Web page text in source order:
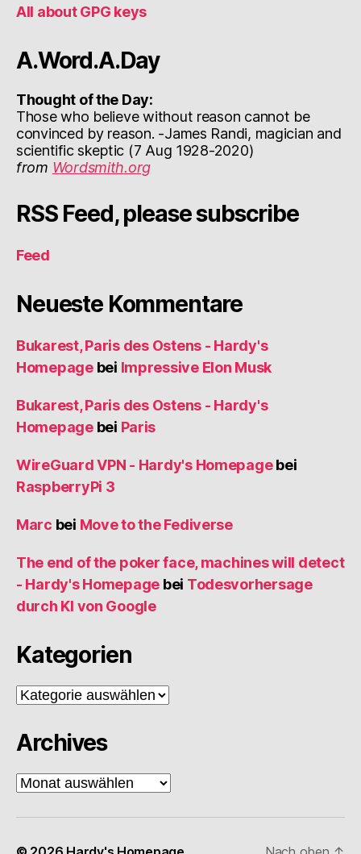
All about GPG keys
A.Word.A.Day
Thought of the Day:
Those who believe without reason cannot be
convinced by reason. -James Randi, magician and
scientific skeptic (7 Aug 1928-2020)
from Wordsmith.org
RSS Feed, please subscribe
Feed
Neueste Kommentare
Bukarest, Paris des Ostens - Hardy's
Homepagebei Impressive Elon Musk
Bukarest, Paris des Ostens - Hardy's
Homepagebei Paris
WireGuard VPN - Hardy's Homepagebei
RaspberryPi 3
Marc bei Move to the Fediverse
The end of the poker face, machines will detect
- Hardy's Homepage bei Todesvorhersage
durch KI von Google
Kategorien
Kategorien
Archives
Archives